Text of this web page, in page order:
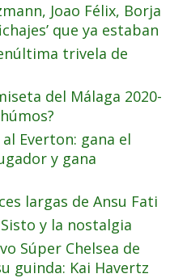
Joao Félix, Borja
que ya estaban
trivela de
del Málaga 2020-
al Everton: gana el
y gana
largas de Ansu Fati
y la nostalgia
Súper Chelsea de
guinda: Kai Havertz